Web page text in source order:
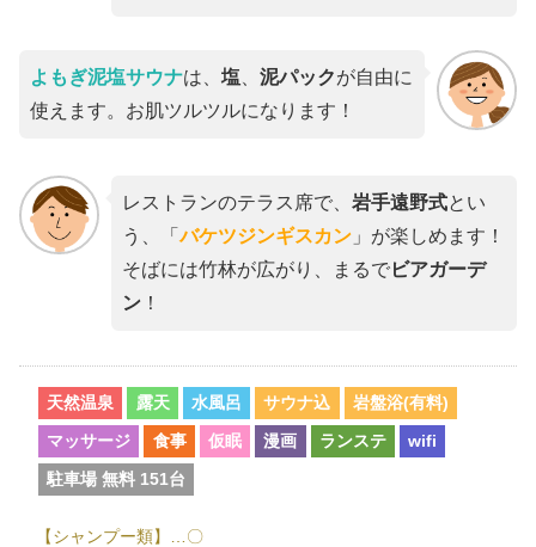
よもぎ泥塩サウナは、 塩、 泥パックが自由に
使えます。お肌ツルツルになります！
レストランのテラス席で、 岩手遠野式とい
う、「バケツジンギスカン」が楽しめます！
そばには竹林が広がり、まるでビアガーデ
ン！
天然温泉 露天 水風呂 サウナ込 岩盤浴(有料)
マッサージ 食事 仮眠 漫画 ランステ wifi
駐車場 無料 151台
【シャンプー類】…〇